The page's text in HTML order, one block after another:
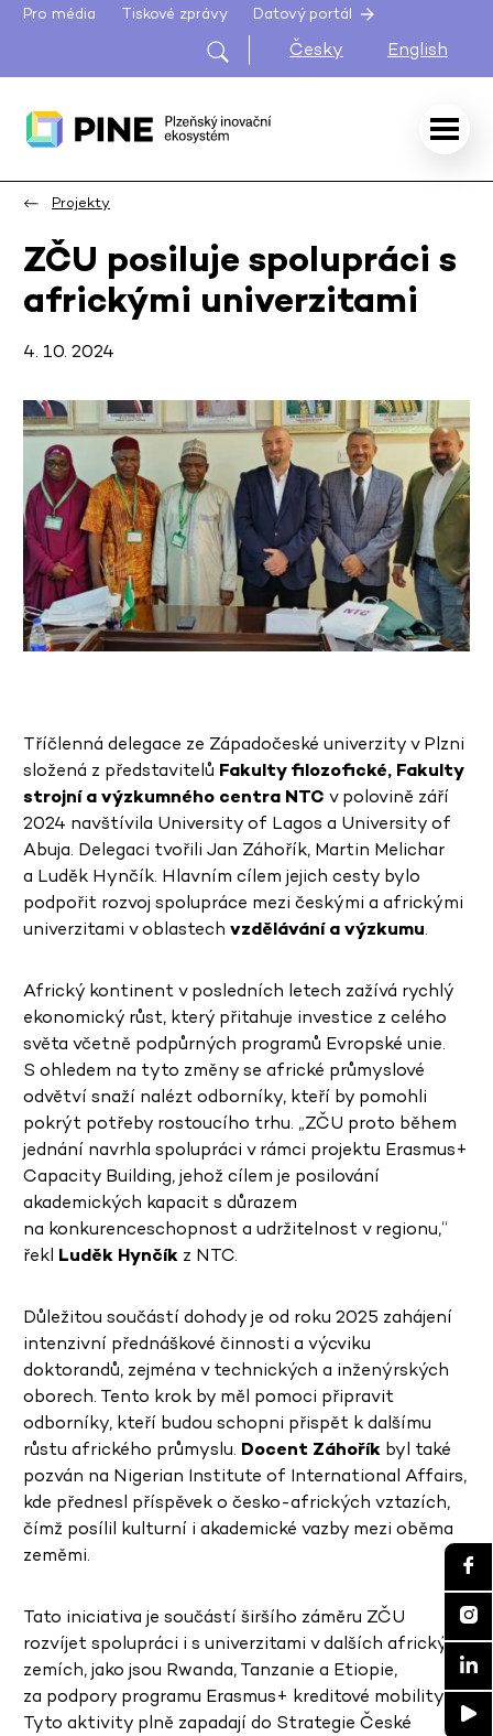
Pro média Tiskové zprávy Datový portál
Česky English
Projekty
ZČU posiluje spolupráci s
africkými univerzitami
4. 10. 2024
Tříčlenná delegace ze Západočeské univerzity v Plzni
složená z představitelů Fakulty filozofické, Fakulty
strojní a výzkumného centra NTC v polovině září
2024 navštívila University of Lagos a University of
Abuja. Delegaci tvořili Jan Záhořík, Martin Melichar
a Luděk Hynčík. Hlavním cílem jejich cesty bylo
podpořit rozvoj spolupráce mezi českými a africkými
univerzitami v oblastech vzdělávání a výzkumu.
Africký kontinent v posledních letech zažívá rychlý
ekonomický růst, který přitahuje investice z celého
světa včetně podpůrných programů Evropské unie.
S ohledem na tyto změny se africké průmyslové
odvětví snaží nalézt odborníky, kteří by pomohli
pokrýt potřeby rostoucího trhu. „ZČU proto během
jednání navrhla spolupráci v rámci projektu Erasmus+
Capacity Building, jehož cílem je posilování
akademických kapacit s důrazem
na konkurenceschopnost a udržitelnost v regionu,“
řekl Luděk Hynčík z NTC.
Důležitou součástí dohody je od roku 2025 zahájení
intenzivní přednáškové činnosti a výcviku
doktorandů, zejména v technických a inženýrských
oborech. Tento krok by měl pomoci připravit
odborníky, kteří budou schopni přispět k dalšímu
růstu afrického průmyslu. Docent Záhořík byl také
pozván na Nigerian Institute of International Affairs,
kde přednesl příspěvek o česko-afrických vztazích,
čímž posílil kulturní i akademické vazby mezi oběma
zeměmi.
Tato iniciativa je součástí širšího záměru ZČU
rozvíjet spolupráci i s univerzitami v dalších afrických
zemích, jako jsou Rwanda, Tanzanie a Etiopie,
za podpory programu Erasmus+ kreditové mobility.
Tyto aktivity plně zapadají do Strategie České